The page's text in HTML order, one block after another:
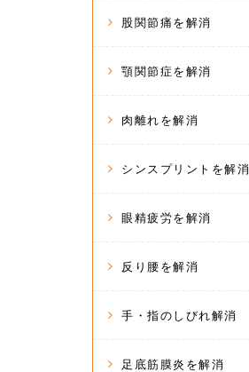
股関節痛を解消
顎関節症を解消
肉離れを解消
シンスプリントを解消
眼精疲労を解消
反り腰を解消
手・指のしびれ解消
足底筋膜炎を解消